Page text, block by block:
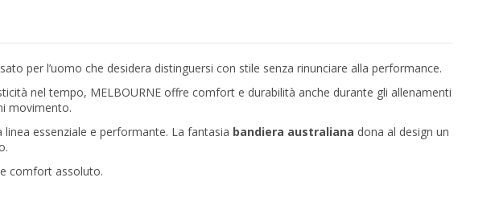
per l’uomo che desidera distinguersi con stile senza rinunciare alla performance.
nel tempo, MELBOURNE offre comfort e durabilità anche durante gli allenamenti
movimento.
essenziale e performante. La fantasia bandiera australiana dona al design un
comfort assoluto.